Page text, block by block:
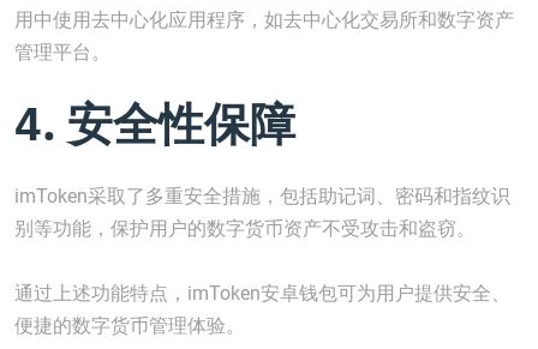
用中使用去中心化应用程序，如去中心化交易所和数字资产
管理平台。
4. 安全性保障
imToken采取了多重安全措施，包括助记词、密码和指纹识
别等功能，保护用户的数字货币资产不受攻击和盗窃。
通过上述功能特点，imToken安卓钱包可为用户提供安全、
便捷的数字货币管理体验。